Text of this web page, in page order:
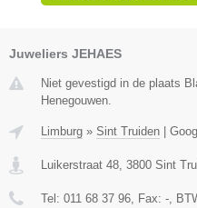
Juweliers JEHAES
Niet gevestigd in de plaats
Henegouwen.
Limburg » Sint Truiden |
Luikerstraat 48 3800 Sint
Tel: 011 68 37 96 , Fax: - ,